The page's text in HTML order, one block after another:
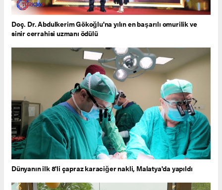
Doç. Dr. Abdulkerim Gökoğlu'na yılın en başarılı omurilik ve
sinir cerrahisi uzmanı ödülü
Dünyanın ilk 8'li çapraz karaciğer nakli, Malatya'da yapıldı